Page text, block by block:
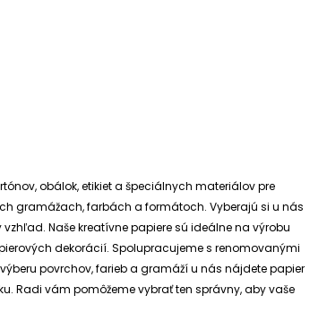
obálok, etikiet a špeciálnych materiálov pre
gramážach, farbách a formátoch. Vyberajú si u nás
vzhľad. Naše kreatívne papiere sú ideálne na výrobu
dekorácií. Spolupracujeme s renomovanými
povrchov, farieb a gramáží u nás nájdete papier
Radi vám pomôžeme vybrať ten správny, aby vaše